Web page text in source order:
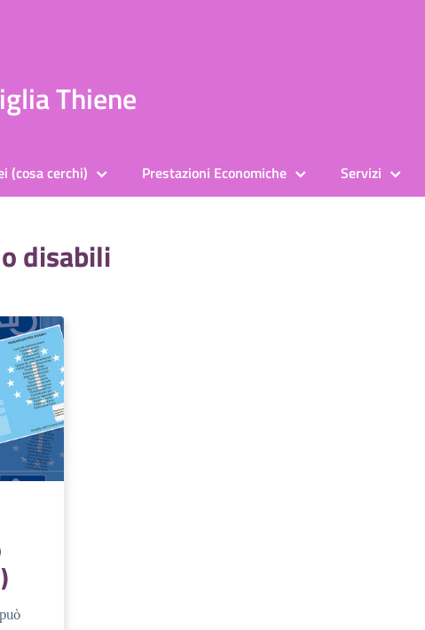
Thiene
(cosa cerchi) Prestazioni Economiche Servizi
disabili